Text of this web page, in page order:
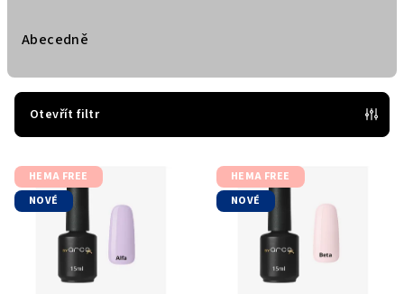
r
o
d
u
Abecedně
Otevřít filtr
V
ý
p
HEMA FREE
NOVÉ
HEMA FREE
NOVÉ